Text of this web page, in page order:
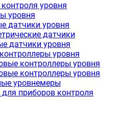
уровня
уровня
датчики уровня
датчики
датчики уровня
уровня
контроллеры уровня
контроллеры уровня
уровнемеры
приборов контроля